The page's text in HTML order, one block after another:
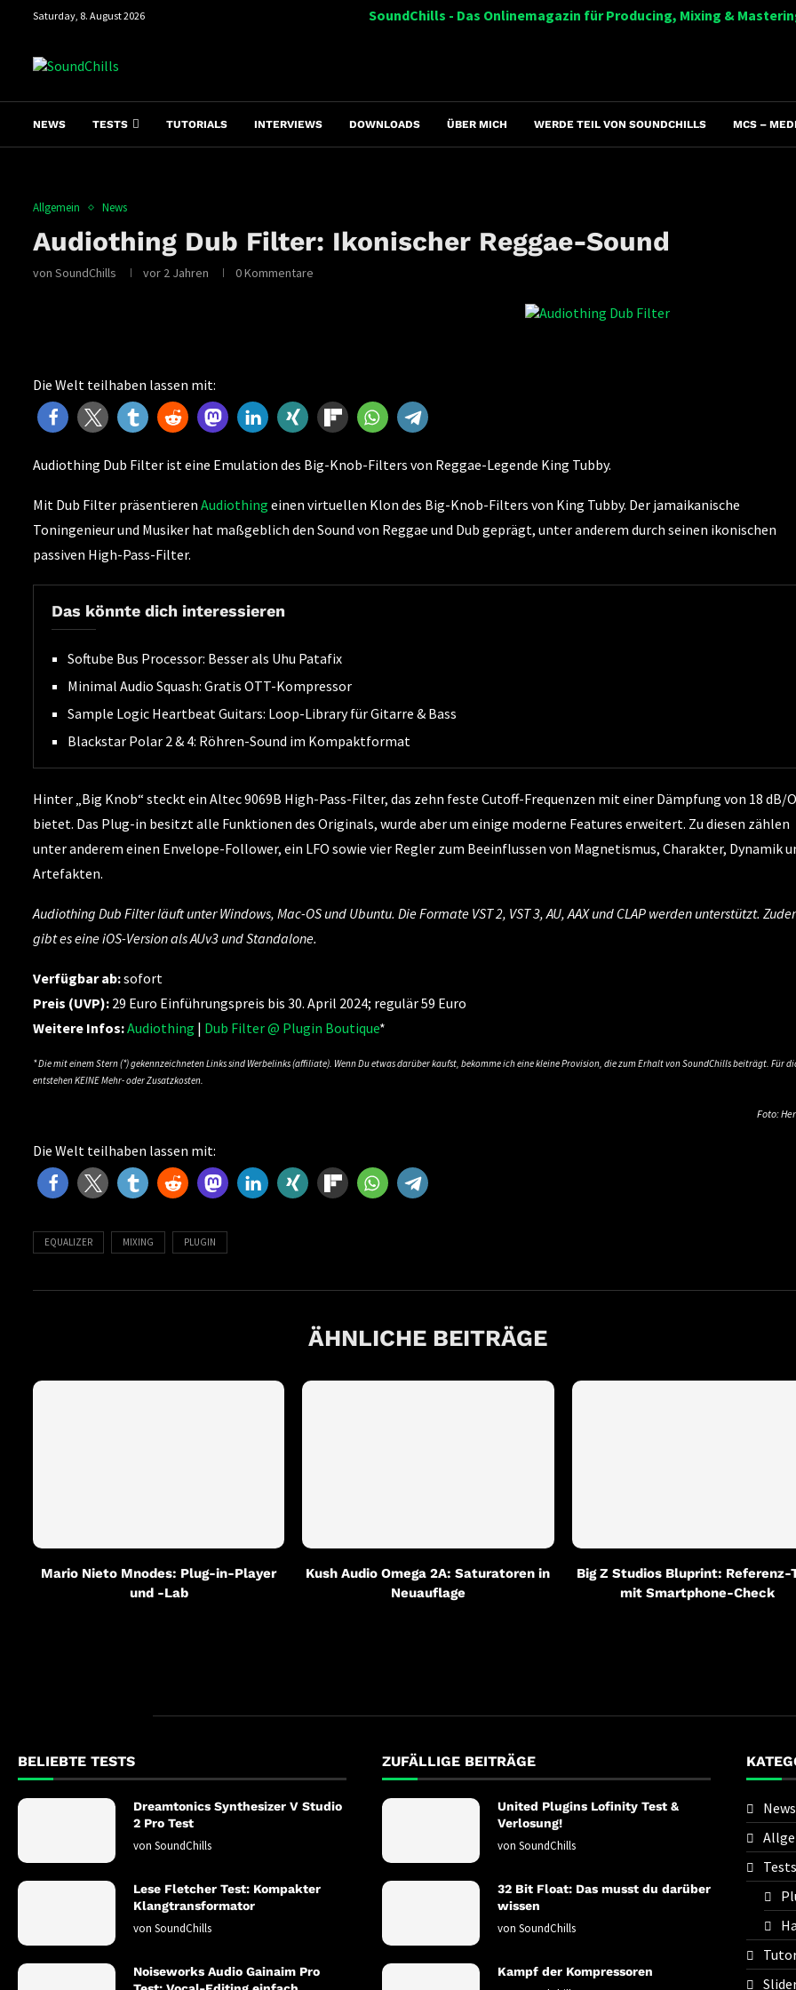
Saturday, 8. August 2026 SoundChills - Das Onlinemagazin für Producing, Mixing &
NEWS TESTS TUTORIALS INTERVIEWS DOWNLOADS ÜBER MICH WERDE TEIL VON SOUNDCHILLS MCS –
Allgemein News
Audiothing Dub Filter: Ikonischer Reggae-Sound
von SoundChills vor 2 Jahren 0 Kommentare
Die Welt teilhaben lassen mit:
Audiothing Dub Filter ist eine Emulation des Big-Knob-Filters von Reggae-Legende King Tubby.
Mit Dub Filter präsentieren Audiothing einen virtuellen Klon des Big-Knob-Filters von King Tubby. Der jamaikanische
Toningenieur und Musiker hat maßgeblich den Sound von Reggae und Dub geprägt, unter anderem durch seinen ikonischen
passiven High-Pass-Filter.
Das könnte dich interessieren
Softube Bus Processor: Besser als Uhu Patafix
Minimal Audio Squash: Gratis OTT-Kompressor
Sample Logic Heartbeat Guitars: Loop-Library für Gitarre & Bass
Blackstar Polar 2 & 4: Röhren-Sound im Kompaktformat
Hinter „Big Knob“ steckt ein Altec 9069B High-Pass-Filter, das zehn feste Cutoff-Frequenzen mit einer Dämpfung von 18 dB/
bietet. Das Plug-in besitzt alle Funktionen des Originals, wurde aber um einige moderne Features erweitert. Zu diesen zählen
unter anderem einen Envelope-Follower, ein LFO sowie vier Regler zum Beeinflussen von Magnetismus, Charakter, Dynamik
Artefakten.
Audiothing Dub Filter läuft unter Windows, Mac-OS und Ubuntu. Die Formate VST 2, VST 3, AU, AAX und CLAP werden unterstützt.
gibt es eine iOS-Version als AUv3 und Standalone.
Verfügbar ab:sofort
Preis (UVP): 29 Euro Einführungspreis bis 30. April 2024; regulär 59 Euro
Weitere Infos:Audiothing | Dub Filter @ Plugin Boutique*
* Die mit einem Stern (*) gekennzeichneten Links sind Werbelinks (affiliate). Wenn Du etwas darüber kaufst, bekomme ich eine kleine Provision, die zum Erhalt von SoundChills beiträgt. Für
entstehen KEINE Mehr- oder Zusatzkosten.
Foto:
Die Welt teilhaben lassen mit:
EQUALIZER MIXING PLUGIN
ÄHNLICHE BEITRÄGE
Mario Nieto Mnodes: Plug-in-Player
und -Lab
Kush Audio Omega 2A: Saturatoren in
Neuauflage
Big Z Studios Bluprint: Referenz-
mit Smartphone-Check
BELIEBTE TESTS
Dreamtonics Synthesizer V Studio
2 Pro Test
von SoundChills
Lese Fletcher Test: Kompakter
Klangtransformator
von SoundChills
Noiseworks Audio Gainaim Pro
ZUFÄLLIGE BEITRÄGE
United Plugins Lofinity Test &
Verlosung!
von SoundChills
32 Bit Float: Das musst du darüber
wissen
von SoundChills
Kampf der Kompressoren
News
Tests